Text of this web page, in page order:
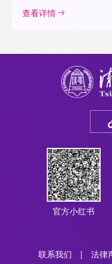
查看详情
官方小红书
联系我们 | 法律